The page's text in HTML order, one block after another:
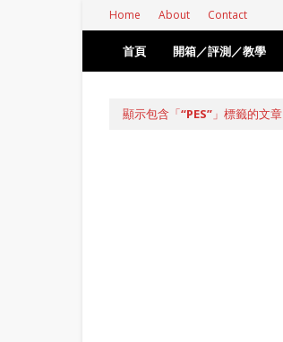
Home About Contact
首頁 開箱／評測／教學
顯示包含「 PES 」標籤的文章